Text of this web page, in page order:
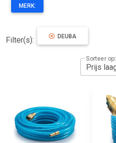
MERK:
Filter(s): DEUBA
Sorteer op: